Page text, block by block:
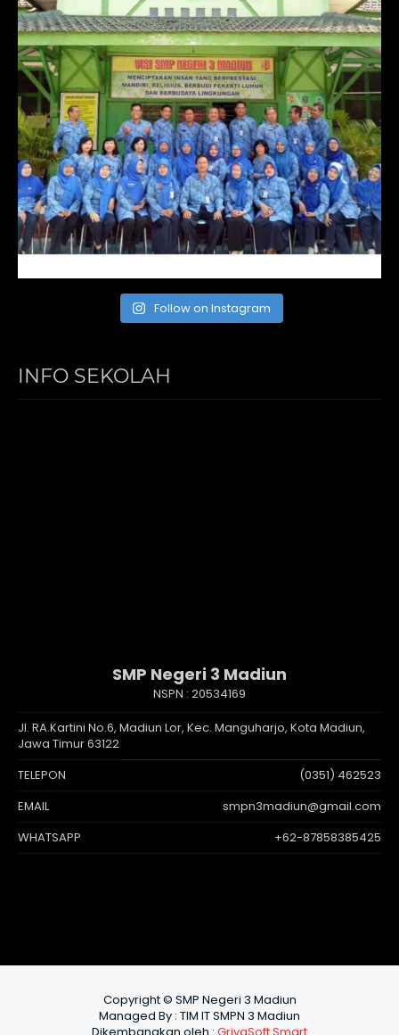
Follow on Instagram
INFO SEKOLAH
SMP Negeri 3 Madiun
NSPN : 20534169
Jl. RA.Kartini No.6, Madiun Lor, Kec. Manguharjo, Kota Madiun,
Jawa Timur 63122
TELEPON
(0351) 462523
EMAIL
smpn3madiun@gmail.com
WHATSAPP
+62-87858385425
Copyright © SMP Negeri 3 Madiun
Managed By : TIM IT SMPN 3 Madiun